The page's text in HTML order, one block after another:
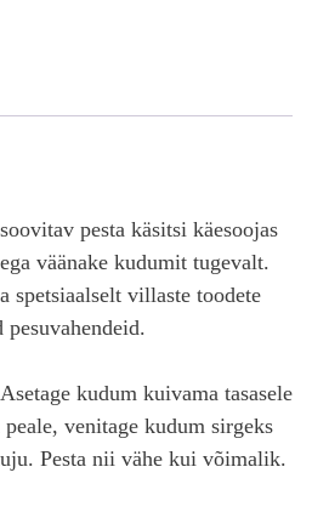
pesta käsitsi käesoojas
väänake kudumit tugevalt.
spetsiaalselt villaste toodete
pesuvahendeid.
kudum kuivama tasasele
venitage kudum sirgeks
Pesta nii vähe kui võimalik.